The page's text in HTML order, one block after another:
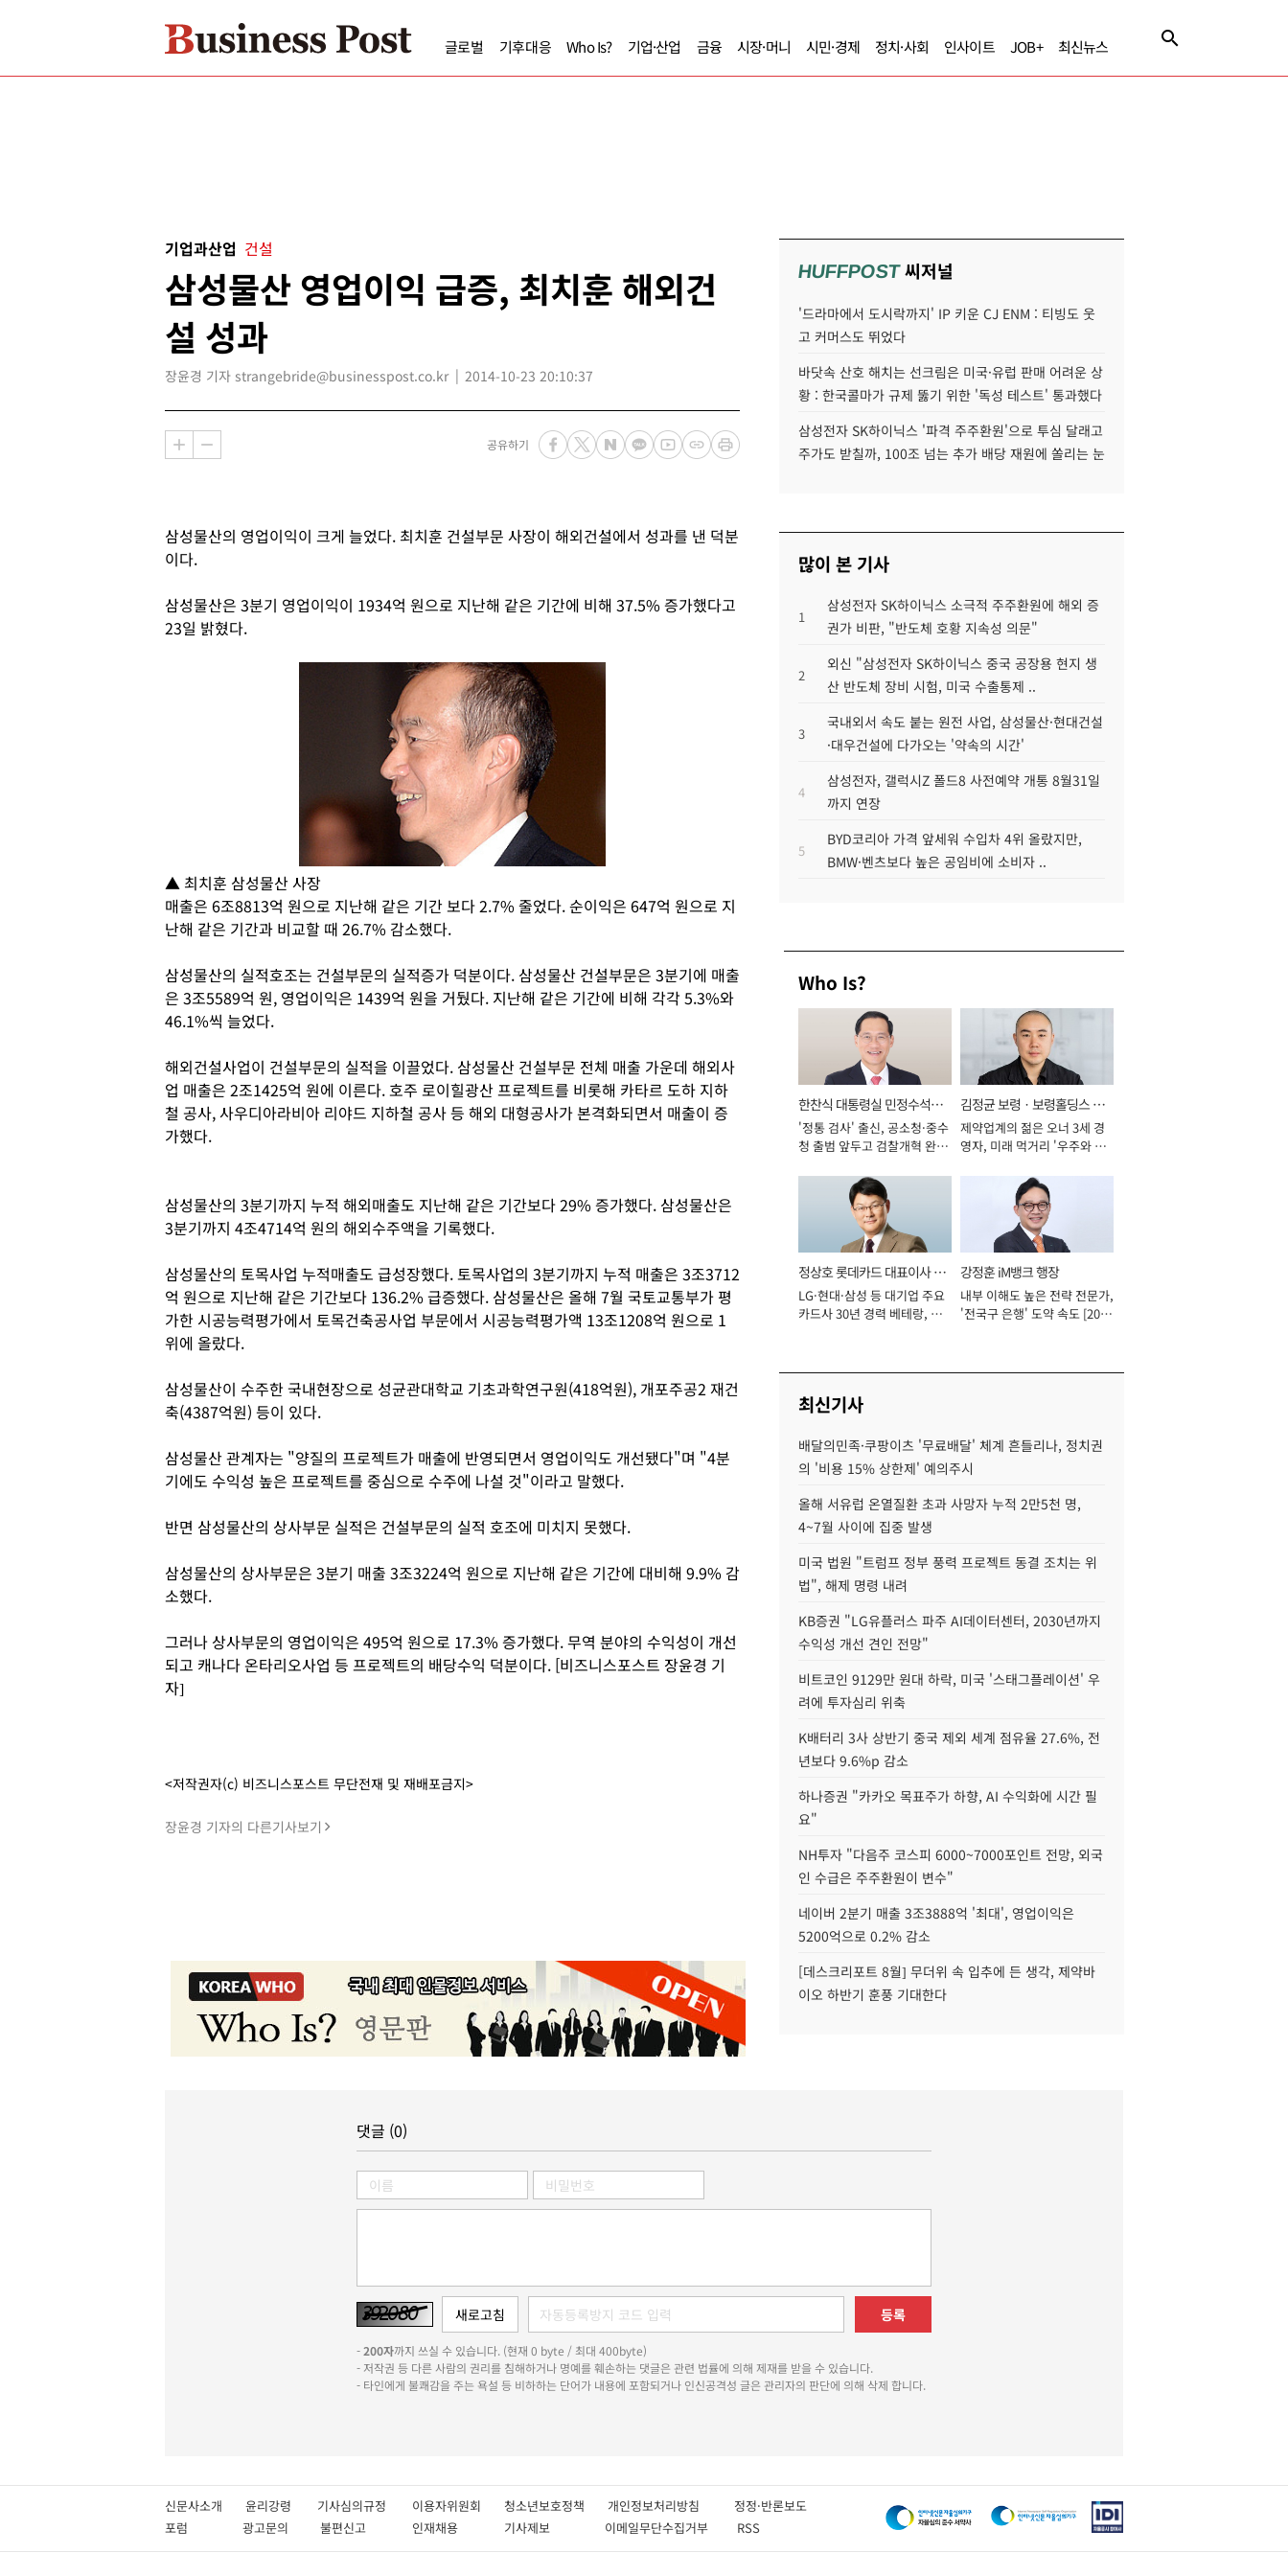
글로벌 기후대응 Who Is? 기업·산업 금융 시장·머니 시민·경제 정치·사회 인사이트 JOB+ 최신뉴스
기업과산업 건설
삼성물산 영업이익 급증, 최치훈 해외건
설 성과
장윤경 기자 strangebride@businesspost.co.kr 2014-10-23 20:10:37
공유하기
삼성물산의 영업이익이 크게 늘었다. 최치훈 건설부문 사장이 해외건설에서 성과를 낸 덕분
이다.
삼성물산은 3분기 영업이익이 1934억 원으로 지난해 같은 기간에 비해 37.5% 증가했다고
23일 밝혔다.
▲ 최치훈 삼성물산 사장
매출은 6조8813억 원으로 지난해 같은 기간 보다 2.7% 줄었다. 순이익은 647억 원으로 지
난해 같은 기간과 비교할 때 26.7% 감소했다.
삼성물산의 실적호조는 건설부문의 실적증가 덕분이다. 삼성물산 건설부문은 3분기에 매출
은 3조5589억 원, 영업이익은 1439억 원을 거뒀다. 지난해 같은 기간에 비해 각각 5.3%와
46.1%씩 늘었다.
해외건설사업이 건설부문의 실적을 이끌었다. 삼성물산 건설부문 전체 매출 가운데 해외사
업 매출은 2조1425억 원에 이른다. 호주 로이힐광산 프로젝트를 비롯해 카타르 도하 지하
철 공사, 사우디아라비아 리야드 지하철 공사 등 해외 대형공사가 본격화되면서 매출이 증
가했다.
삼성물산의 3분기까지 누적 해외매출도 지난해 같은 기간보다 29% 증가했다. 삼성물산은
3분기까지 4조4714억 원의 해외수주액을 기록했다.
삼성물산의 토목사업 누적매출도 급성장했다. 토목사업의 3분기까지 누적 매출은 3조3712
억 원으로 지난해 같은 기간보다 136.2% 급증했다. 삼성물산은 올해 7월 국토교통부가 평
가한 시공능력평가에서 토목건축공사업 부문에서 시공능력평가액 13조1208억 원으로 1
위에 올랐다.
삼성물산이 수주한 국내현장으로 성균관대학교 기초과학연구원(418억원), 개포주공2 재건
축(4387억원) 등이 있다.
삼성물산 관계자는 "양질의 프로젝트가 매출에 반영되면서 영업이익도 개선됐다"며 "4분
기에도 수익성 높은 프로젝트를 중심으로 수주에 나설 것"이라고 말했다.
반면 삼성물산의 상사부문 실적은 건설부문의 실적 호조에 미치지 못했다.
삼성물산의 상사부문은 3분기 매출 3조3224억 원으로 지난해 같은 기간에 대비해 9.9% 감
소했다.
그러나 상사부문의 영업이익은 495억 원으로 17.3% 증가했다. 무역 분야의 수익성이 개선
되고 캐나다 온타리오사업 등 프로젝트의 배당수익 덕분이다. [비즈니스포스트 장윤경 기
자]
<저작권자(c) 비즈니스포스트 무단전재 및 재배포금지>
장윤경 기자의 다른기사보기
HUFFPOST씨저널
'드라마에서 도시락까지' IP 키운 CJ ENM : 티빙도 웃
고 커머스도 뛰었다
바닷속 산호 해치는 선크림은 미국·유럽 판매 어려운 상
황 : 한국콜마가 규제 뚫기 위한 '독성 테스트' 통과했다
삼성전자 SK하이닉스 '파격 주주환원'으로 투심 달래고
주가도 받칠까, 100조 넘는 추가 배당 재원에 쏠리는 눈
많이 본 기사
1
삼성전자 SK하이닉스 소극적 주주환원에 해외 증
권가 비판, "반도체 호황 지속성 의문"
2
외신 "삼성전자 SK하이닉스 중국 공장용 현지 생
산 반도체 장비 시험, 미국 수출통제 ..
3
국내외서 속도 붙는 원전 사업, 삼성물산·현대건설
·대우건설에 다가오는 '약속의 시간'
4
삼성전자, 갤럭시Z 폴드8 사전예약 개통 8월31일
까지 연장
5
BYD코리아 가격 앞세워 수입차 4위 올랐지만,
BMW·벤츠보다 높은 공임비에 소비자 ..
Who Is?
한찬식 대통령실 민정수석비
서관
'정통 검사' 출신, 공소청·중수
청 출범 앞두고 검찰개혁 완수
김정균 보령ㆍ보령홀딩스 대
표이사 사장
제약업계의 젊은 오너 3세 경
영자, 미래 먹거리 '우주와 헬
정상호 롯데카드 대표이사 사
장
LG·현대·삼성 등 대기업 주요
카드사 30년 경력 베테랑, 신
강정훈 iM뱅크 행장
내부 이해도 높은 전략 전문가,
'전국구 은행' 도약 속도 [2026
최신기사
배달의민족·쿠팡이츠 '무료배달' 체계 흔들리나, 정치권
의 '비용 15% 상한제' 예의주시
올해 서유럽 온열질환 초과 사망자 누적 2만5천 명,
4~7월 사이에 집중 발생
미국 법원 "트럼프 정부 풍력 프로젝트 동결 조치는 위
법", 해제 명령 내려
KB증권 "LG유플러스 파주 AI데이터센터, 2030년까지
수익성 개선 견인 전망"
비트코인 9129만 원대 하락, 미국 '스태그플레이션' 우
려에 투자심리 위축
K배터리 3사 상반기 중국 제외 세계 점유율 27.6%, 전
년보다 9.6%p 감소
하나증권 "카카오 목표주가 하향, AI 수익화에 시간 필
요"
NH투자 "다음주 코스피 6000~7000포인트 전망, 외국
인 수급은 주주환원이 변수"
네이버 2분기 매출 3조3888억 '최대', 영업이익은
5200억으로 0.2% 감소
[데스크리포트 8월] 무더위 속 입추에 든 생각, 제약바
이오 하반기 훈풍 기대한다
댓글 (0)
등록
-200자까지 쓰실 수 있습니다. (현재 0 byte / 최대 400byte)
- 저작권 등 다른 사람의 권리를 침해하거나 명예를 훼손하는 댓글은 관련 법률에 의해 제재를 받을 수 있습니다.
- 타인에게 불쾌감을 주는 욕설 등 비하하는 단어가 내용에 포함되거나 인신공격성 글은 관리자의 판단에 의해 삭제 합니다.
신문사소개 윤리강령 기사심의규정 이용자위원회 청소년보호정책 개인정보처리방침 정정·반론보도
포럼
광고문의 불편신고 인재채용 기사제보 이메일무단수집거부 RSS